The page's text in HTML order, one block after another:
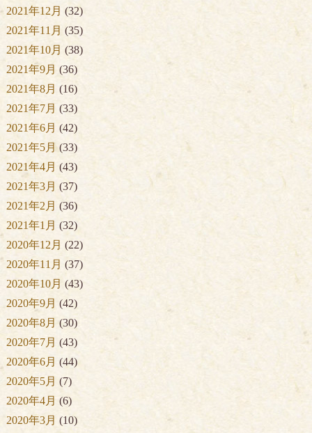
2021年12月 (32)
2021年11月 (35)
2021年10月 (38)
2021年9月 (36)
2021年8月 (16)
2021年7月 (33)
2021年6月 (42)
2021年5月 (33)
2021年4月 (43)
2021年3月 (37)
2021年2月 (36)
2021年1月 (32)
2020年12月 (22)
2020年11月 (37)
2020年10月 (43)
2020年9月 (42)
2020年8月 (30)
2020年7月 (43)
2020年6月 (44)
2020年5月 (7)
2020年4月 (6)
2020年3月 (10)